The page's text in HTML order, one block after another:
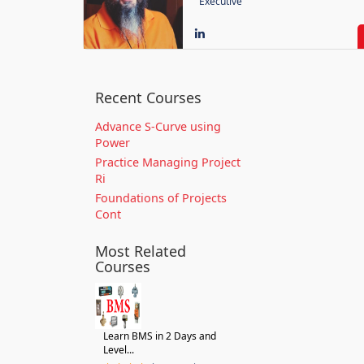
Recent Courses
Advance S-Curve using
Power
Practice Managing Project
Ri
Foundations of Projects
Cont
Most Related
Courses
Learn BMS in 2 Days and
Level...